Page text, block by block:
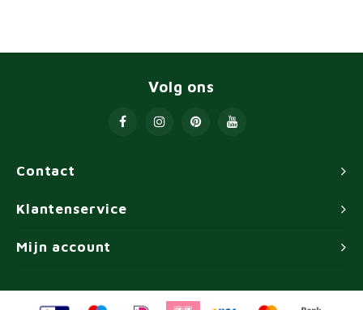
Contact
Volg ons
Klantenservice
Mijn account